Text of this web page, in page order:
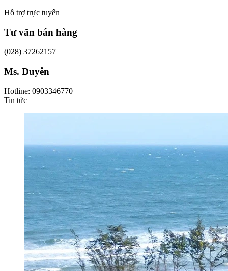
Hỗ trợ trực tuyến
Tư vấn bán hàng
(028) 37262157
Ms. Duyên
Hotline: 0903346770
Tin tức